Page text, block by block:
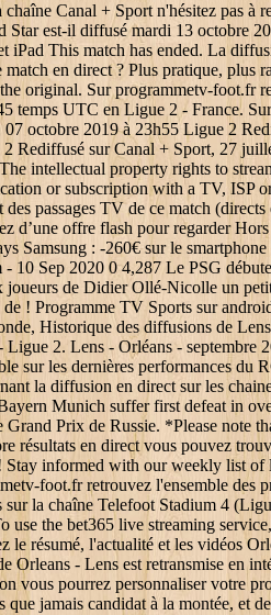
Canal + Sport n'hésitez pas à
est-il diffusé mardi 13 octobre
This match has ended. La
en direct ? Plus pratique, plus
original. Sur programmetv-foot.fr
temps UTC en Ligue 2 - France.
octobre 2019 à 23h55 Ligue 2
Rediffusé sur Canal + Sport, 27
intellectual property rights to
or subscription with a TV, ISP
passages TV de ce match
offre flash pour regarder
Samsung : -260€ sur le
Sep 2020 0 4,287 Le PSG
de Didier Ollé-Nicolle un
! Programme TV Sports sur
Historique des diffusions de
2. Lens - Orléans - septembre
les dernières performances du
la diffusion en direct sur les
Munich suffer first defeat in
Prix de Russie. *Please note
résultats en direct vous pouvez
Stay informed with our weekly list
foot.fr retrouvez l'ensemble des
la chaîne Telefoot Stadium 4
the bet365 live streaming
résumé, l'actualité et les vidéos
- Lens est retransmise en
pourrez personnaliser votre
jamais candidat à la montée, et